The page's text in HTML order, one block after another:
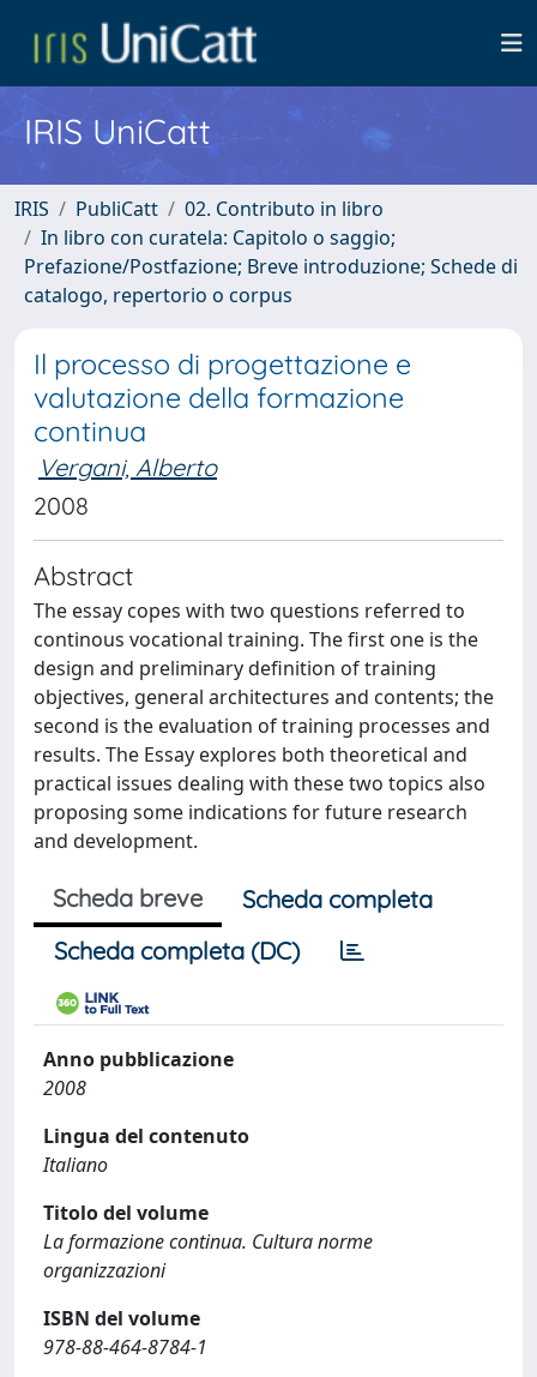
IRIS UniCatt
IRIS PubliCatt
02. Contributo in libro
In libro con curatela: Capitolo o saggio;
Prefazione/Postfazione; Breve introduzione; Schede di
catalogo, repertorio o corpus
Il processo di progettazione e
valutazione della formazione
continua
Vergani, Alberto
2008
Abstract
The essay copes with two questions referred to
continous vocational training. The first one is the
design and preliminary definition of training
objectives, general architectures and contents; the
second is the evaluation of training processes and
results. The Essay explores both theoretical and
practical issues dealing with these two topics also
proposing some indications for future research
and development.
Scheda breve
Scheda completa
Scheda completa (DC)
Anno pubblicazione
2008
Lingua del contenuto
Italiano
Titolo del volume
La formazione continua. Cultura norme
organizzazioni
ISBN del volume
978-88-464-8784-1